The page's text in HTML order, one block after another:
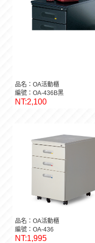
品名：OA活動櫃
編號：OA-436B黑
NT:2,100
品名：OA活動櫃
編號：OA-436
NT:1,995